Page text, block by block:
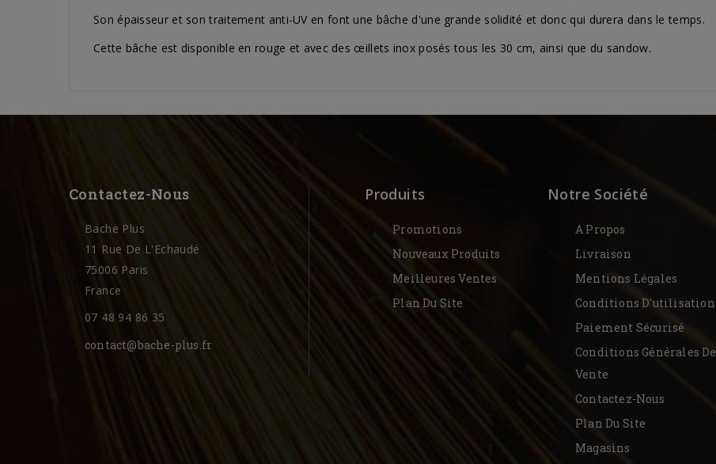
Son épaisseur et son traitement anti-UV en font une bâche d'une grande solidité et donc qui durera dans le temps.
Cette bâche est disponible en rouge et avec des œillets inox posés tous les 30 cm, ainsi que du sandow.
Contactez-Nous
Bache Plus
11 Rue De L'Echaudé
75006 Paris
France
07 48 94 86 35
contact@bache-plus.fr
Produits
Promotions
Nouveaux Produits
Meilleures Ventes
Plan Du Site
Notre Société
A Propos
Livraison
Mentions Légales
Conditions D'utilisation
Paiement Sécurisé
Conditions Générales De
Vente
Contactez-Nous
Plan Du Site
Magasins